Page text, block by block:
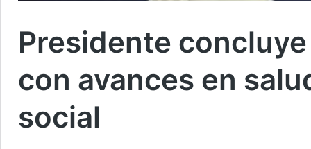
Presidente
con avances en
social